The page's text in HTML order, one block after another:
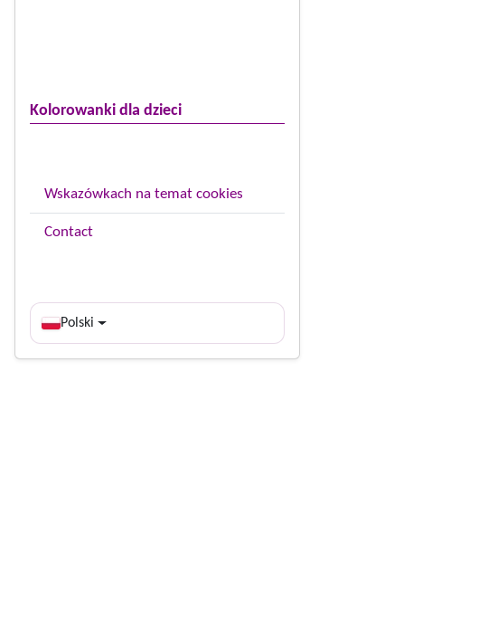
Kolorowanki dla dzieci
Wskazówkach na temat cookies
Contact
Polski